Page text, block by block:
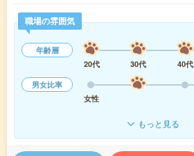
職場の雰囲気
年齢層
20代
30代 40代
男女比率
女性
もっと見る